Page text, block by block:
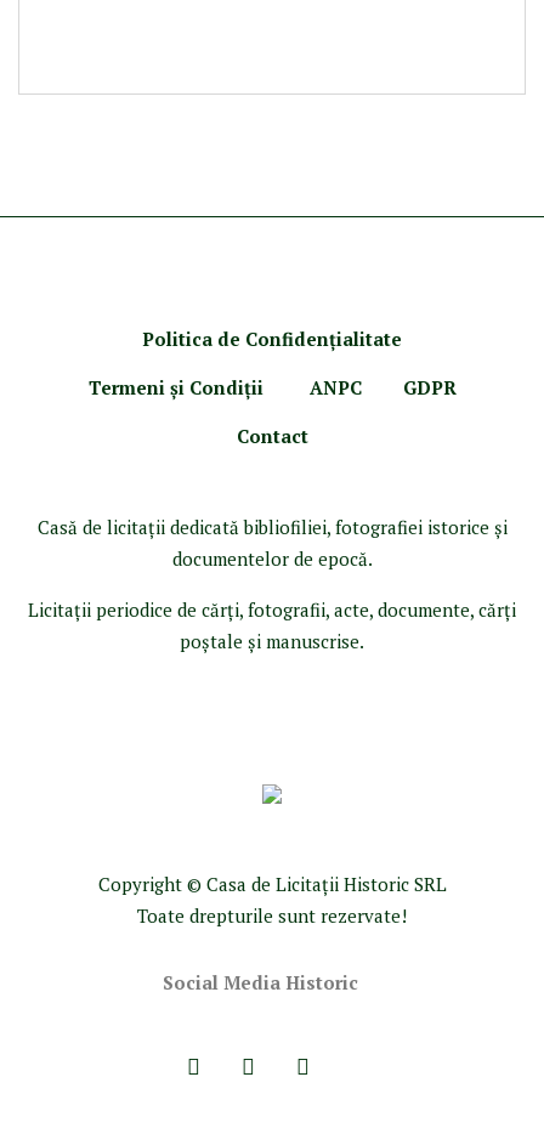
Politica de Confidenţialitate
Termeni şi Condiţii
ANPC
GDPR
Contact
Casă de licitaţii dedicată bibliofiliei, fotografiei istorice şi
documentelor de epocă.
Licitaţii periodice de cărţi, fotografii, acte, documente, cărţi
poştale şi manuscrise.
Copyright © Casa de Licitaţii Historic SRL
Toate drepturile sunt rezervate!
Social Media Historic